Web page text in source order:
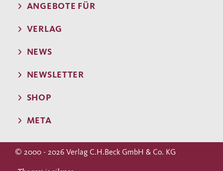
ANGEBOTE FÜR
VERLAG
NEWS
NEWSLETTER
SHOP
META
© 2000 - 2026 Verlag C.H.Beck GmbH & Co. KG